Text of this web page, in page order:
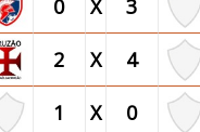
0 X 3
2 X 4
1 X 0